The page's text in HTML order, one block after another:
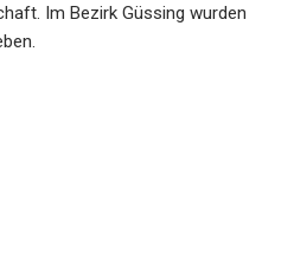
Im Bezirk Güssing wurden